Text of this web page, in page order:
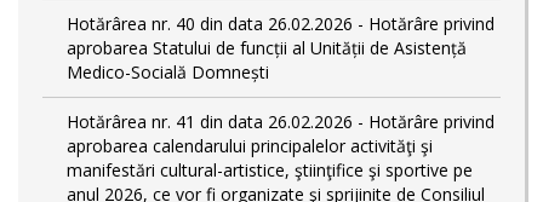
Hotărârea nr. 40 din data 26.02.2026 - Hotărâre privind
aprobarea Statului de funcții al Unității de Asistență
Medico-Socială Domnești
Hotărârea nr. 41 din data 26.02.2026 - Hotărâre privind
aprobarea calendarului principalelor activităţi şi
manifestări cultural-artistice, ştiinţifice şi sportive pe
anul 2026, ce vor fi organizate şi sprijinite de Consiliul